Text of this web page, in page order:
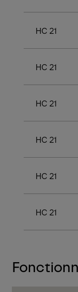
HC 21
HC 21
HC 21
HC 21
HC 21
HC 21